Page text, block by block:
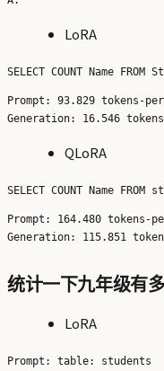
LoRA
Prompt: 93.829 tokens-
QLoRA
Prompt: 164.480 tokens-
统计一下九年级有
LoRA
Prompt: table: students